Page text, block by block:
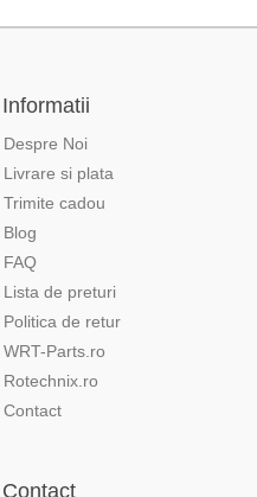
Informatii
Despre Noi
Livrare si plata
Trimite cadou
Blog
FAQ
Lista de preturi
Politica de retur
WRT-Parts.ro
Rotechnix.ro
Contact
Contact